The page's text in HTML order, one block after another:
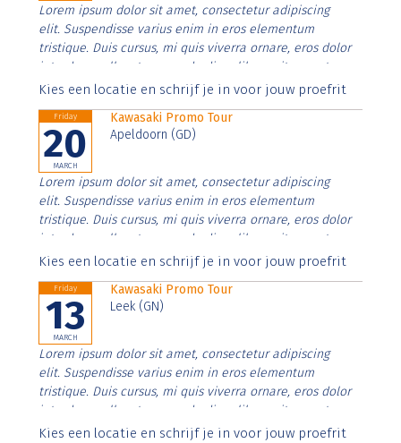
Lorem ipsum dolor sit amet, consectetur adipiscing
elit. Suspendisse varius enim in eros elementum
tristique. Duis cursus, mi quis viverra ornare, eros dolor
interdum nulla, ut commodo diam libero vitae erat.
Aenean faucibus nibh et justo cursus id rutrum lorem
Kies een locatie en schrijf je in voor jouw proefrit
Friday
20
MARCH
Kawasaki Promo Tour
Apeldoorn (GD)
Lorem ipsum dolor sit amet, consectetur adipiscing
elit. Suspendisse varius enim in eros elementum
tristique. Duis cursus, mi quis viverra ornare, eros dolor
interdum nulla, ut commodo diam libero vitae erat.
Aenean faucibus nibh et justo cursus id rutrum lorem
Kies een locatie en schrijf je in voor jouw proefrit
Friday
13
MARCH
Kawasaki Promo Tour
Leek (GN)
Lorem ipsum dolor sit amet, consectetur adipiscing
elit. Suspendisse varius enim in eros elementum
tristique. Duis cursus, mi quis viverra ornare, eros dolor
interdum nulla, ut commodo diam libero vitae erat.
Aenean faucibus nibh et justo cursus id rutrum lorem
Kies een locatie en schrijf je in voor jouw proefrit